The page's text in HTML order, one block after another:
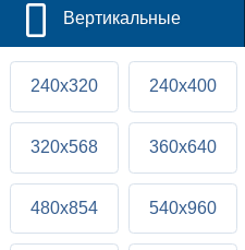
Вертикальные
240x320 240x400
320x568 360x640
480x854 540x960